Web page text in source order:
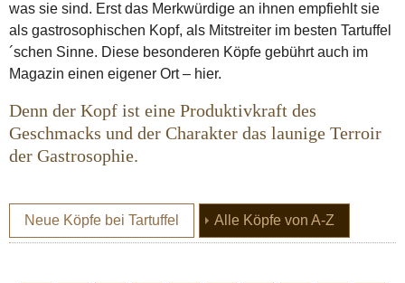
was sie sind. Erst das Merkwürdige an ihnen empfiehlt sie
als gastrosophischen Kopf, als Mitstreiter im besten Tartuffel
´schen Sinne. Diese besonderen Köpfe gebührt auch im
Magazin einen eigener Ort – hier.
Denn der Kopf ist eine Produktivkraft des
Geschmacks und der Charakter das launige Terroir
der Gastrosophie.
Neue Köpfe bei Tartuffel Alle Köpfe von A-Z